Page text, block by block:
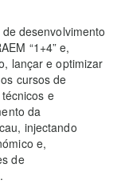
desenvolvimento
“1+4” e,
lançar e optimizar
cursos de
e
da
injectando
e,
de